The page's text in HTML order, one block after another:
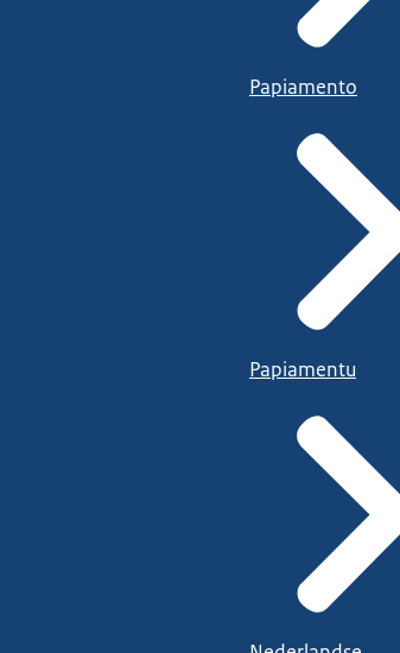
Papiamento
Papiamentu